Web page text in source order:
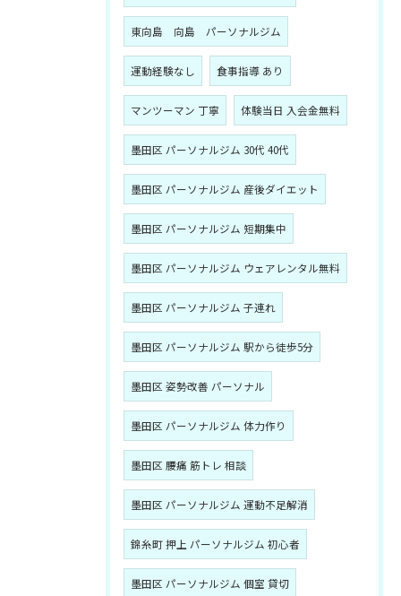
東向島 向島 パーソナルジム
運動経験なし 食事指導 あり
マンツーマン 丁寧 体験当日 入会金無料
墨田区 パーソナルジム 30代 40代
墨田区 パーソナルジム 産後ダイエット
墨田区 パーソナルジム 短期集中
墨田区 パーソナルジム ウェアレンタル無料
墨田区 パーソナルジム 子連れ
墨田区 パーソナルジム 駅から徒歩5分
墨田区 姿勢改善 パーソナル
墨田区 パーソナルジム 体力作り
墨田区 腰痛 筋トレ 相談
墨田区 パーソナルジム 運動不足解消
錦糸町 押上 パーソナルジム 初心者
墨田区 パーソナルジム 個室 貸切